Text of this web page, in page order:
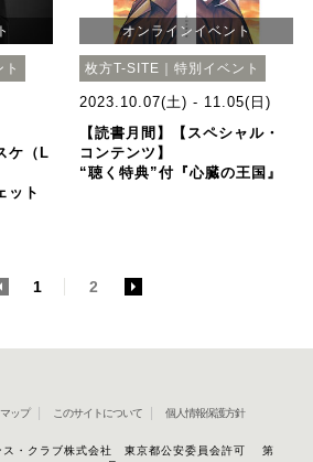
ケ（L
ット
オンラインイベント
枚方T-SITE｜特別イベント
2023.10.07(土) - 11.05(日)
【読書月間】【スペシャル・
コンテンツ】
“聴く特典”付『心臓の王国』
1 2
ップ このサイトについて 個人情報保護方針
ス・クラブ株式会社 東京都公安委員会許可 第